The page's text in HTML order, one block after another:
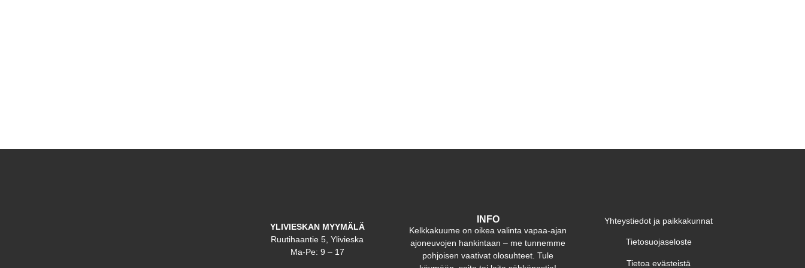
YLIVIESKAN MYYMÄLÄ
Ruutihaantie 5, Ylivieska
Ma-Pe: 9 – 17
INFO
Kelkkakuume on oikea valinta vapaa-ajan
ajoneuvojen hankintaan – me tunnemme
pohjoisen vaativat olosuhteet. Tule
Yhteystiedot ja paikkakunnat
Tietosuojaseloste
Tietoa evästeistä